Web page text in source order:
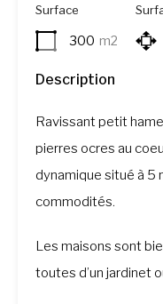
Surface
300 m2
Description
Ravissant petit
pierres ocres au
dynamique situé à 5
commodités.
Les maisons sont
toutes d’un jardinet